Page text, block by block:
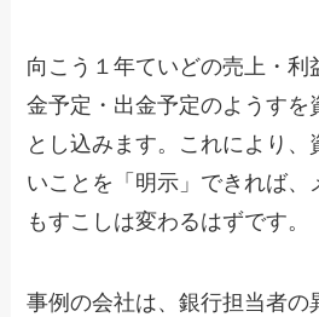
向こう１年ていどの売上・利
金予定・出金予定のようすを
とし込みます。これにより、
いことを「明示」できれば、
もすこしは変わるはずです。
事例の会社は、銀行担当者の